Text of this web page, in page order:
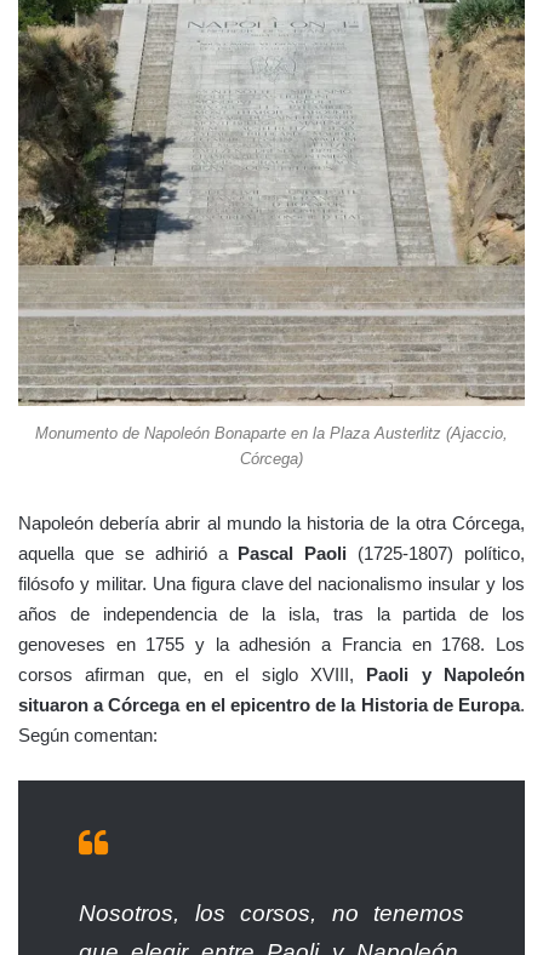
Monumento de Napoleón Bonaparte en la Plaza Austerlitz (Ajaccio,
Córcega)
Napoleón debería abrir al mundo la historia de la otra Córcega,
aquella que se adhirió a Pascal Paoli (1725-1807) político,
filósofo y militar. Una figura clave del nacionalismo insular y los
años de independencia de la isla, tras la partida de los
genoveses en 1755 y la adhesión a Francia en 1768. Los
corsos afirman que, en el siglo XVIII, Paoli y Napoleón
situaron a Córcega en el epicentro de la Historia de Europa.
Según comentan:
Nosotros, los corsos, no tenemos